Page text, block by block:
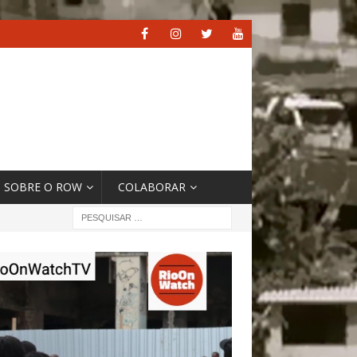
SOBRE O ROW COLABORAR